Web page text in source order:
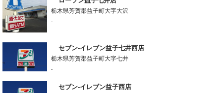
栃木県芳賀郡益子町大字大沢
-
セブン-イレブン益子七井西店
栃木県芳賀郡益子町大字七井
-
セブン-イレブン益子西店